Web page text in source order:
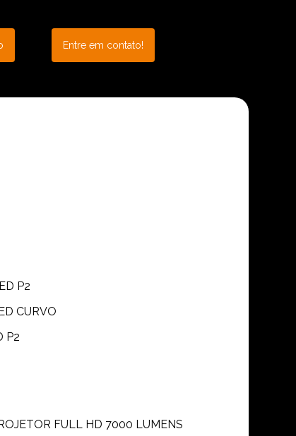
Entre em contato!
P2
CURVO
P2
FULL HD 7000 LUMENS